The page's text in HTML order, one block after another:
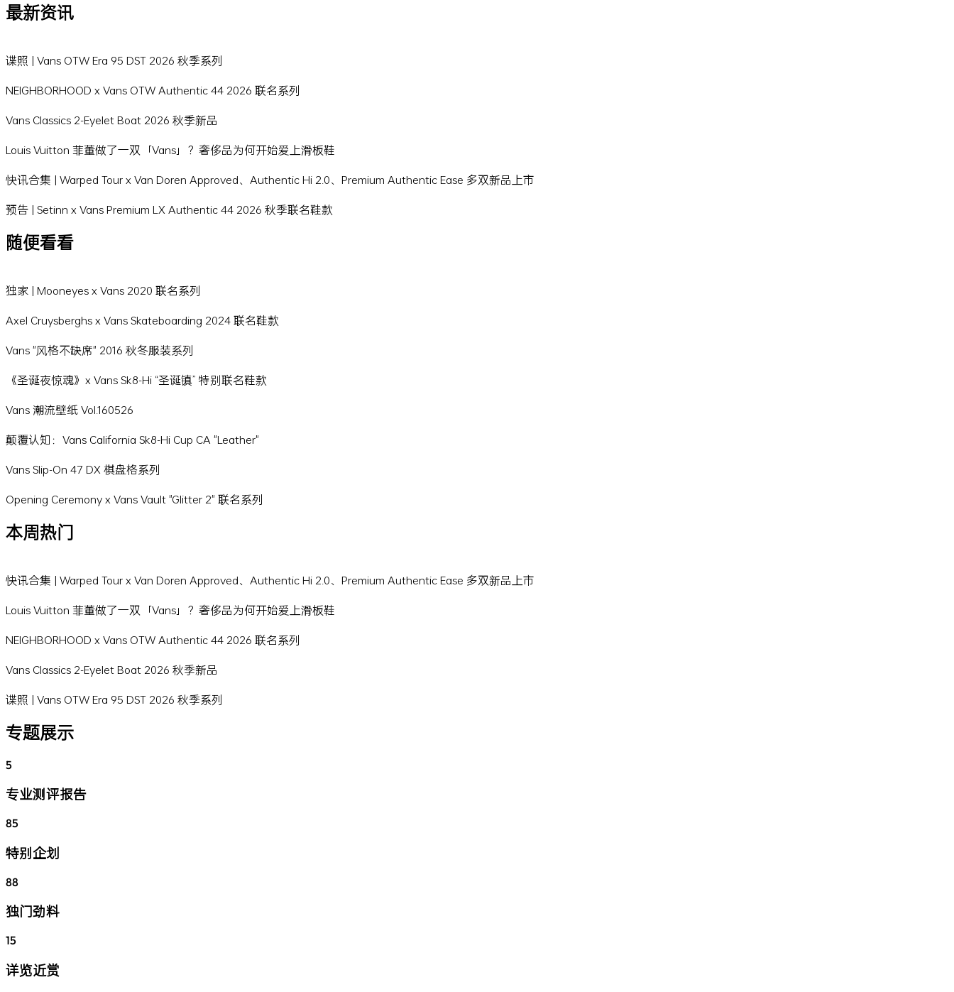
最新资讯
谍照 | Vans OTW Era 95 DST 2026 秋季系列
NEIGHBORHOOD x Vans OTW Authentic 44 2026 联名系列
Vans Classics 2-Eyelet Boat 2026 秋季新品
Louis Vuitton 菲董做了一双「Vans」？奢侈品为何开始爱上滑板鞋
快讯合集 | Warped Tour x Van Doren Approved、Authentic Hi 2.0、Premium Authentic Ease 多双新品上市
预告 | Setinn x Vans Premium LX Authentic 44 2026 秋季联名鞋款
随便看看
独家 | Mooneyes x Vans 2020 联名系列
Axel Cruysberghs x Vans Skateboarding 2024 联名鞋款
Vans "风格不缺席" 2016 秋冬服装系列
《圣诞夜惊魂》x Vans Sk8-Hi “圣诞镇” 特别联名鞋款
Vans 潮流壁纸 Vol.160526
颠覆认知：Vans California Sk8-Hi Cup CA "Leather"
Vans Slip-On 47 DX 棋盘格系列
Opening Ceremony x Vans Vault "Glitter 2" 联名系列
本周热门
快讯合集 | Warped Tour x Van Doren Approved、Authentic Hi 2.0、Premium Authentic Ease 多双新品上市
Louis Vuitton 菲董做了一双「Vans」？奢侈品为何开始爱上滑板鞋
NEIGHBORHOOD x Vans OTW Authentic 44 2026 联名系列
Vans Classics 2-Eyelet Boat 2026 秋季新品
谍照 | Vans OTW Era 95 DST 2026 秋季系列
专题展示
5
专业测评报告
85
特别企划
88
独门劲料
15
详览近赏